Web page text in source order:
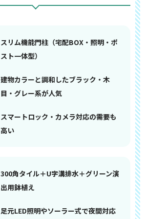
スリム機能門柱（宅配BOX・照明・ポ
スト一体型）
建物カラーと調和したブラック・木
目・グレー系が人気
スマートロック・カメラ対応の需要も
高い
300角タイル＋U字溝排水＋グリーン演
出用鉢植え
足元LED照明やソーラー式で夜間対応